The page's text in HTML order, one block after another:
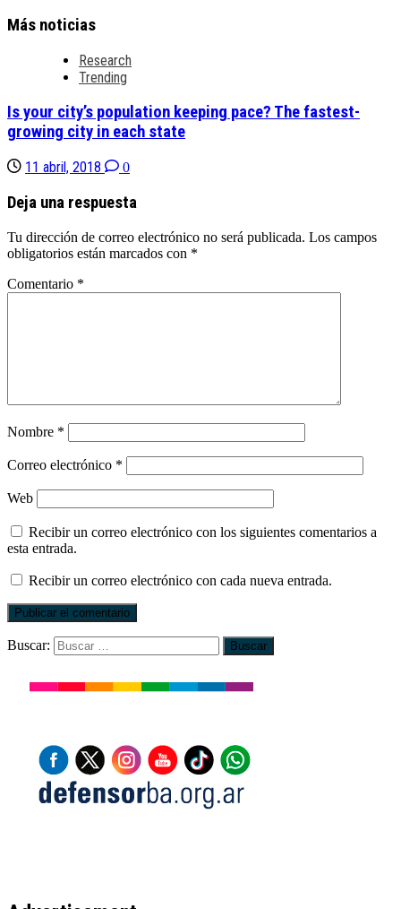
Más noticias
Research
Trending
Is your city’s population keeping pace? The fastest-
growing city in each state
11 abril, 2018 0
Deja una respuesta
Tu dirección de correo electrónico no será publicada. Los campos
obligatorios están marcados con *
Comentario *
Nombre *
Correo electrónico *
Web
Recibir un correo electrónico con los siguientes comentarios a
esta entrada.
Recibir un correo electrónico con cada nueva entrada.
Buscar: